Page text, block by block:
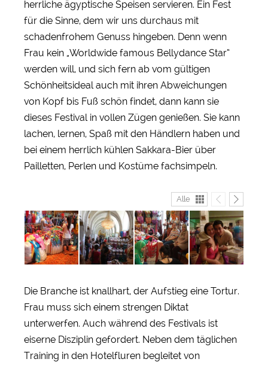
herrliche ägyptische Speisen servieren. Ein Fest
für die Sinne, dem wir uns durchaus mit
schadenfrohem Genuss hingeben. Denn wenn
Frau kein „Worldwide famous Bellydance Star“
werden will, und sich fern ab vom gültigen
Schönheitsideal auch mit ihren Abweichungen
von Kopf bis Fuß schön findet, dann kann sie
dieses Festival in vollen Zügen genießen. Sie kann
lachen, lernen, Spaß mit den Händlern haben und
bei einem herrlich kühlen Sakkara-Bier über
Pailletten, Perlen und Kostüme fachsimpeln.
Alle
Die Branche ist knallhart, der Aufstieg eine Tortur.
Frau muss sich einem strengen Diktat
unterwerfen. Auch während des Festivals ist
eiserne Disziplin gefordert. Neben dem täglichen
Training in den Hotelfluren begleitet von